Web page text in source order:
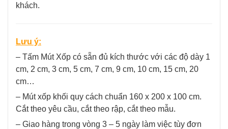
khách.
Lưu ý:
– Tấm Mút Xốp có sẵn đủ kích thước với các độ dày 1
cm, 2 cm, 3 cm, 5 cm, 7 cm, 9 cm, 10 cm, 15 cm, 20
cm…
– Mút xốp khối quy cách chuẩn 160 x 200 x 100 cm.
Cắt theo yêu cầu, cắt theo rập, cắt theo mẫu.
– Giao hàng trong vòng 3 – 5 ngày làm việc tùy đơn